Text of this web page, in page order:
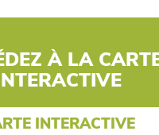
À LA
INTERACTIVE